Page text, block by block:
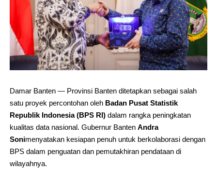
Damar Banten — Provinsi Banten ditetapkan sebagai salah
satu proyek percontohan oleh Badan Pusat Statistik
Republik Indonesia (BPS RI) dalam rangka peningkatan
kualitas data nasional. Gubernur Banten Andra
Sonimenyatakan kesiapan penuh untuk berkolaborasi dengan
BPS dalam penguatan dan pemutakhiran pendataan di
wilayahnya.